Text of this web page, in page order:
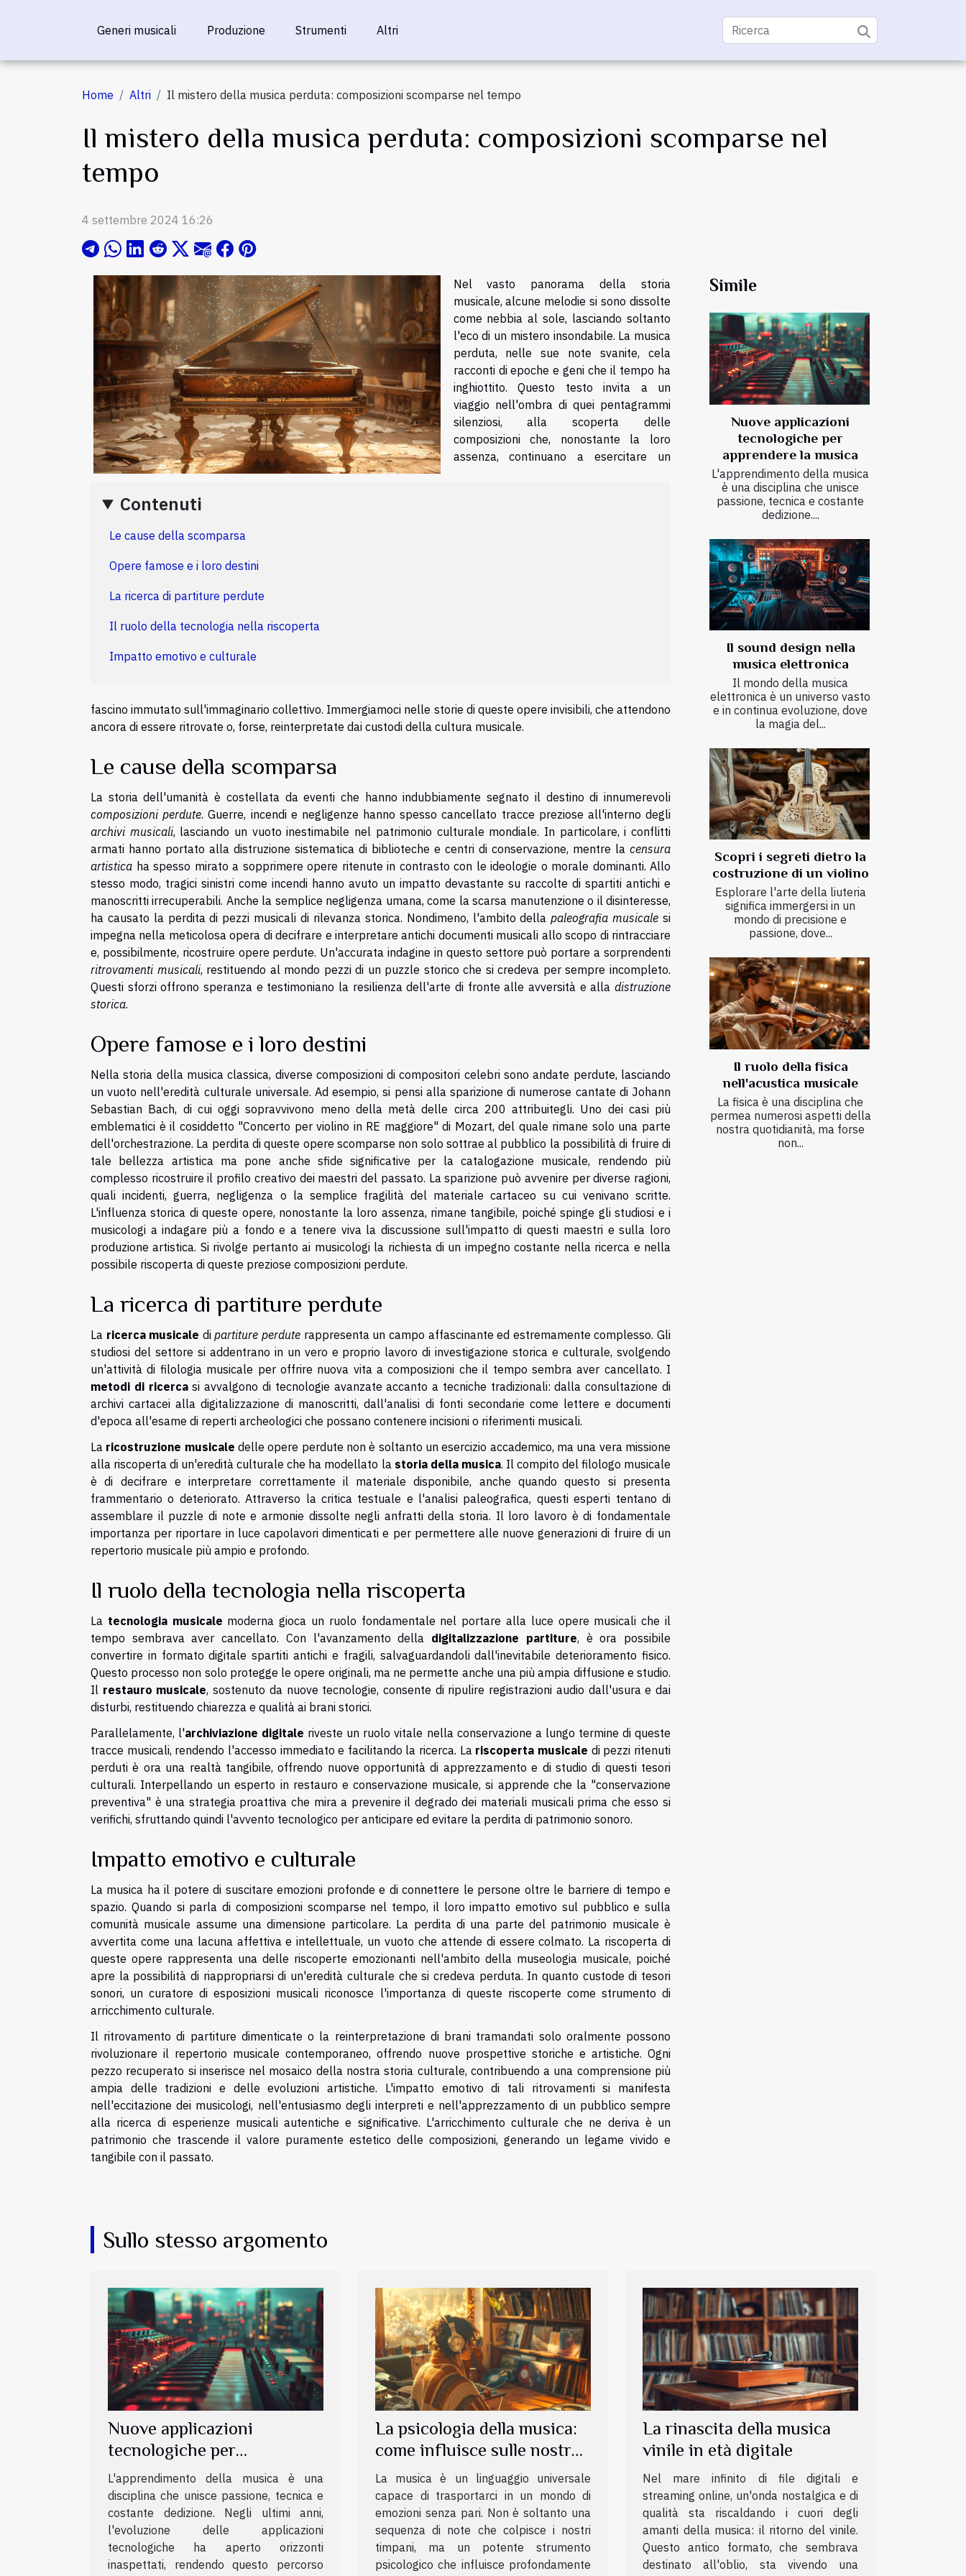
Generi musicali Produzione Strumenti Altri
Home Altri Il mistero della musica perduta: composizioni scomparse nel tempo
Il mistero della musica perduta: composizioni scomparse nel
tempo
4 settembre 2024 16:26
Contenuti
Le cause della scomparsa
Opere famose e i loro destini
La ricerca di partiture perdute
Il ruolo della tecnologia nella riscoperta
Impatto emotivo e culturale
Nel vasto panorama della storia
musicale, alcune melodie si sono dissolte
come nebbia al sole, lasciando soltanto
l'eco di un mistero insondabile. La musica
perduta, nelle sue note svanite, cela
racconti di epoche e geni che il tempo ha
inghiottito. Questo testo invita a un
viaggio nell'ombra di quei pentagrammi
silenziosi, alla scoperta delle
composizioni che, nonostante la loro
assenza, continuano a esercitare un
fascino immutato sull'immaginario collettivo. Immergiamoci nelle storie di queste opere invisibili, che attendono
ancora di essere ritrovate o, forse, reinterpretate dai custodi della cultura musicale.
Le cause della scomparsa
La storia dell'umanità è costellata da eventi che hanno indubbiamente segnato il destino di innumerevoli
composizioni perdute. Guerre, incendi e negligenze hanno spesso cancellato tracce preziose all'interno degli
archivi musicali, lasciando un vuoto inestimabile nel patrimonio culturale mondiale. In particolare, i conflitti
armati hanno portato alla distruzione sistematica di biblioteche e centri di conservazione, mentre la censura
artistica ha spesso mirato a sopprimere opere ritenute in contrasto con le ideologie o morale dominanti. Allo
stesso modo, tragici sinistri come incendi hanno avuto un impatto devastante su raccolte di spartiti antichi e
manoscritti irrecuperabili. Anche la semplice negligenza umana, come la scarsa manutenzione o il disinteresse,
ha causato la perdita di pezzi musicali di rilevanza storica. Nondimeno, l'ambito dellapaleografia musicale si
impegna nella meticolosa opera di decifrare e interpretare antichi documenti musicali allo scopo di rintracciare
e, possibilmente, ricostruire opere perdute. Un'accurata indagine in questo settore può portare a sorprendenti
ritrovamenti musicali, restituendo al mondo pezzi di un puzzle storico che si credeva per sempre incompleto.
Questi sforzi offrono speranza e testimoniano la resilienza dell'arte di fronte alle avversità e alla distruzione
storica.
Opere famose e i loro destini
Nella storia della musica classica, diverse composizioni di compositori celebri sono andate perdute, lasciando
un vuoto nell'eredità culturale universale. Ad esempio, si pensi alla sparizione di numerose cantate di Johann
Sebastian Bach, di cui oggi sopravvivono meno della metà delle circa 200 attribuitegli. Uno dei casi più
emblematici è il cosiddetto "Concerto per violino in RE maggiore" di Mozart, del quale rimane solo una parte
dell'orchestrazione. La perdita di queste opere scomparse non solo sottrae al pubblico la possibilità di fruire di
tale bellezza artistica ma pone anche sfide significative per la catalogazione musicale, rendendo più
complesso ricostruire il profilo creativo dei maestri del passato. La sparizione può avvenire per diverse ragioni,
quali incidenti, guerra, negligenza o la semplice fragilità del materiale cartaceo su cui venivano scritte.
L'influenza storica di queste opere, nonostante la loro assenza, rimane tangibile, poiché spinge gli studiosi e i
musicologi a indagare più a fondo e a tenere viva la discussione sull'impatto di questi maestri e sulla loro
produzione artistica. Si rivolge pertanto ai musicologi la richiesta di un impegno costante nella ricerca e nella
possibile riscoperta di queste preziose composizioni perdute.
La ricerca di partiture perdute
La ricerca musicale dipartiture perdute rappresenta un campo affascinante ed estremamente complesso. Gli
studiosi del settore si addentrano in un vero e proprio lavoro di investigazione storica e culturale, svolgendo
un'attività di filologia musicale per offrire nuova vita a composizioni che il tempo sembra aver cancellato. I
metodi di ricercasi avvalgono di tecnologie avanzate accanto a tecniche tradizionali: dalla consultazione di
archivi cartacei alla digitalizzazione di manoscritti, dall'analisi di fonti secondarie come lettere e documenti
d'epoca all'esame di reperti archeologici che possano contenere incisioni o riferimenti musicali.
La ricostruzione musicale delle opere perdute non è soltanto un esercizio accademico, ma una vera missione
alla riscoperta di un'eredità culturale che ha modellato la storia della musica. Il compito del filologo musicale
è di decifrare e interpretare correttamente il materiale disponibile, anche quando questo si presenta
frammentario o deteriorato. Attraverso la critica testuale e l'analisi paleografica, questi esperti tentano di
assemblare il puzzle di note e armonie dissolte negli anfratti della storia. Il loro lavoro è di fondamentale
importanza per riportare in luce capolavori dimenticati e per permettere alle nuove generazioni di fruire di un
repertorio musicale più ampio e profondo.
Il ruolo della tecnologia nella riscoperta
La tecnologia musicale moderna gioca un ruolo fondamentale nel portare alla luce opere musicali che il
tempo sembrava aver cancellato. Con l'avanzamento della digitalizzazione partiture, è ora possibile
convertire in formato digitale spartiti antichi e fragili, salvaguardandoli dall'inevitabile deterioramento fisico.
Questo processo non solo protegge le opere originali, ma ne permette anche una più ampia diffusione e studio.
Il restauro musicale, sostenuto da nuove tecnologie, consente di ripulire registrazioni audio dall'usura e dai
disturbi, restituendo chiarezza e qualità ai brani storici.
Parallelamente, l'archiviazione digitale riveste un ruolo vitale nella conservazione a lungo termine di queste
tracce musicali, rendendo l'accesso immediato e facilitando la ricerca. La riscoperta musicale di pezzi ritenuti
perduti è ora una realtà tangibile, offrendo nuove opportunità di apprezzamento e di studio di questi tesori
culturali. Interpellando un esperto in restauro e conservazione musicale, si apprende che la "conservazione
preventiva" è una strategia proattiva che mira a prevenire il degrado dei materiali musicali prima che esso si
verifichi, sfruttando quindi l'avvento tecnologico per anticipare ed evitare la perdita di patrimonio sonoro.
Impatto emotivo e culturale
La musica ha il potere di suscitare emozioni profonde e di connettere le persone oltre le barriere di tempo e
spazio. Quando si parla di composizioni scomparse nel tempo, il loro impatto emotivo sul pubblico e sulla
comunità musicale assume una dimensione particolare. La perdita di una parte del patrimonio musicale è
avvertita come una lacuna affettiva e intellettuale, un vuoto che attende di essere colmato. La riscoperta di
queste opere rappresenta una delle riscoperte emozionanti nell'ambito della museologia musicale, poiché
apre la possibilità di riappropriarsi di un'eredità culturale che si credeva perduta. In quanto custode di tesori
sonori, un curatore di esposizioni musicali riconosce l'importanza di queste riscoperte come strumento di
arricchimento culturale.
Il ritrovamento di partiture dimenticate o la reinterpretazione di brani tramandati solo oralmente possono
rivoluzionare il repertorio musicale contemporaneo, offrendo nuove prospettive storiche e artistiche. Ogni
pezzo recuperato si inserisce nel mosaico della nostra storia culturale, contribuendo a una comprensione più
ampia delle tradizioni e delle evoluzioni artistiche. L'impatto emotivo di tali ritrovamenti si manifesta
nell'eccitazione dei musicologi, nell'entusiasmo degli interpreti e nell'apprezzamento di un pubblico sempre
alla ricerca di esperienze musicali autentiche e significative. L'arricchimento culturale che ne deriva è un
patrimonio che trascende il valore puramente estetico delle composizioni, generando un legame vivido e
tangibile con il passato.
Simile
Nuove applicazioni
tecnologiche per
apprendere la musica
L'apprendimento della musica
è una disciplina che unisce
passione, tecnica e costante
dedizione....
Il sound design nella
musica elettronica
Il mondo della musica
elettronica è un universo vasto
e in continua evoluzione, dove
la magia del...
Scopri i segreti dietro la
costruzione di un violino
Esplorare l'arte della liuteria
significa immergersi in un
mondo di precisione e
passione, dove...
Il ruolo della fisica
nell'acustica musicale
La fisica è una disciplina che
permea numerosi aspetti della
nostra quotidianità, ma forse
non...
Sullo stesso argomento
Nuove applicazioni
tecnologiche per
apprendere la musica
L'apprendimento della musica è una
disciplina che unisce passione, tecnica e
costante dedizione. Negli ultimi anni,
l'evoluzione delle applicazioni
tecnologiche ha aperto orizzonti
inaspettati, rendendo questo percorso
La psicologia della musica:
come influisce sulle nostre
emozioni
La musica è un linguaggio universale
capace di trasportarci in un mondo di
emozioni senza pari. Non è soltanto una
sequenza di note che colpisce i nostri
timpani, ma un potente strumento
psicologico che influisce profondamente
La rinascita della musica
vinile in età digitale
Nel mare infinito di file digitali e
streaming online, un'onda nostalgica e di
qualità sta riscaldando i cuori degli
amanti della musica: il ritorno del vinile.
Questo antico formato, che sembrava
destinato all'oblio, sta vivendo una